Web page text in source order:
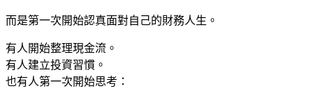
而是第一次開始認真面對自己的財務人生。
有人開始整理現金流。
有人建立投資習慣。
也有人第一次開始思考：